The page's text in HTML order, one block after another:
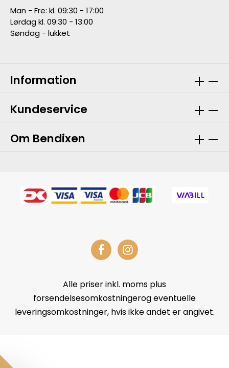
Man - Fre: kl. 09:30 - 17:00
Lørdag kl. 09:30 - 13:00
Søndag - lukket
Information
Kundeservice
Om Bendixen
Alle priser inkl. moms plus
forsendelsesomkostningerog eventuelle
leveringsomkostninger, hvis ikke andet er angivet.